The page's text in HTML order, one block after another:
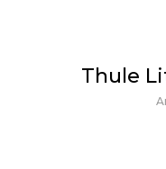
Thule